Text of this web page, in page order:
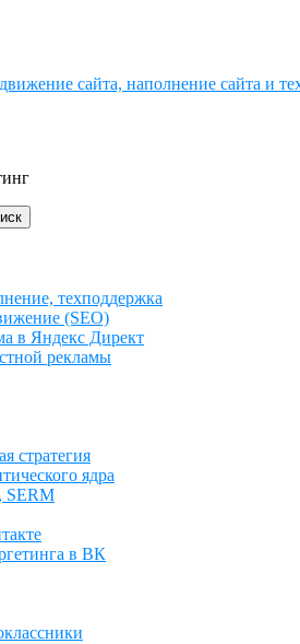
сайта, наполнение сайта и
техподдержка
(SEO)
в Яндекс Директ
рекламы
стратегия
ядра
SERM
в ВК